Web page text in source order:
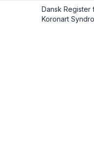
Dansk Register
Koronart